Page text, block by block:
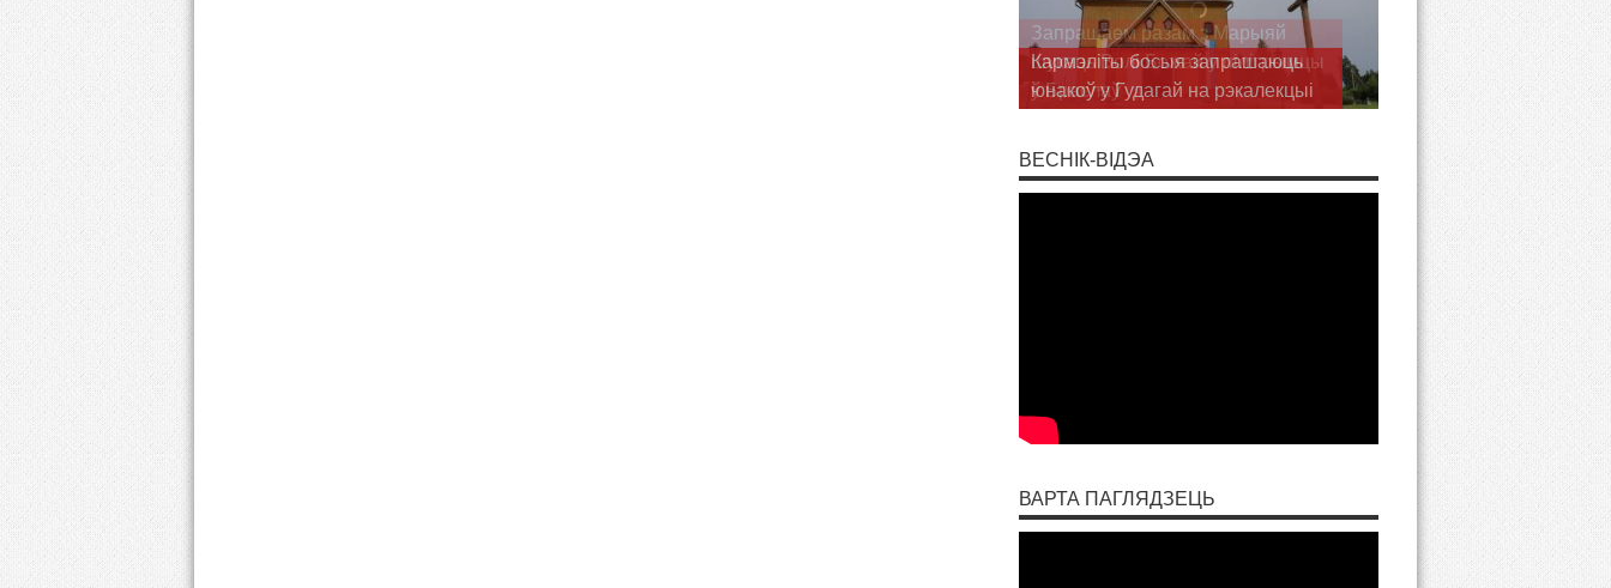
Запрашаем разам з Марыяй
шукаць Волі Божай у пілігрымцы
ў Браслаў
ВЕСНІК-ВІДЭА
ВАРТА ПАГЛЯДЗЕЦЬ